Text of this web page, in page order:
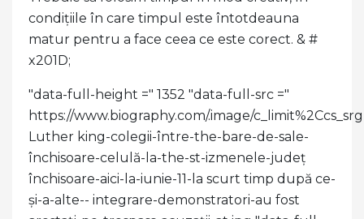
condițiile în care timpul este întotdeauna
matur pentru a face ceea ce este corect. & #
x201D;
"data-full-height =" 1352 "data-full-src ="
https://www.biography.com/.image/
Luther king-colegii-între-the-bare-de-sale-
închisoare-celulă-la-the-st-izmenele-județ
închisoare-aici-la-iunie-11-la scurt timp după ce-
și-a-alte-- integrare-demonstratori-au fost